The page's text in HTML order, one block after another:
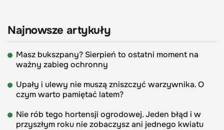
Najnowsze artykuły
Masz bukszpany? Sierpień to ostatni moment na
ważny zabieg ochronny
Upały i ulewy nie muszą zniszczyć warzywnika. O
czym warto pamiętać latem?
Nie rób tego hortensji ogrodowej. Jeden błąd i w
przyszłym roku nie zobaczysz ani jednego kwiatu